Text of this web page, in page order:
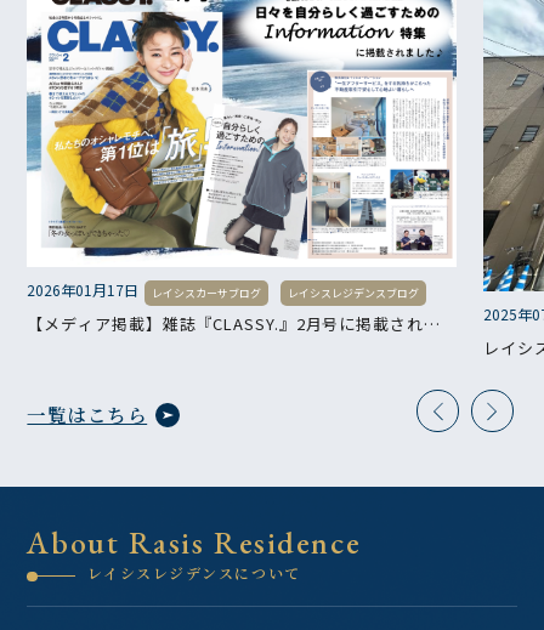
2026年01月17日 レイシスカーサブログ レイシスレジデンスブログ
【メディア掲載】雑誌『CLASSY.』2月号に掲載されま
2025年
レイシ
一覧はこちら
About Rasis Residence
レイシスレジデンスについて